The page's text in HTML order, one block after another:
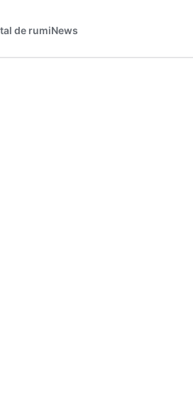
de rumiNews